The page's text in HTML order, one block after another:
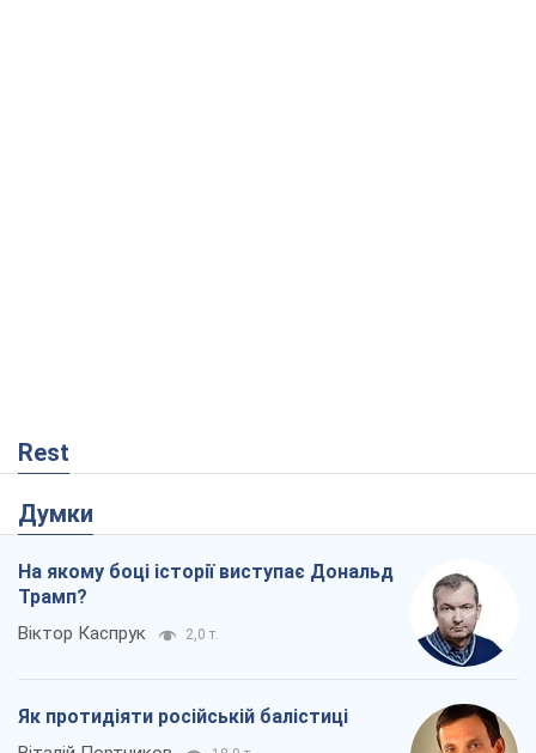
Rest
Думки
На якому боці історії виступає Дональд
Трамп?
Віктор Каспрук 2,0 т.
Як протидіяти російській балістиці